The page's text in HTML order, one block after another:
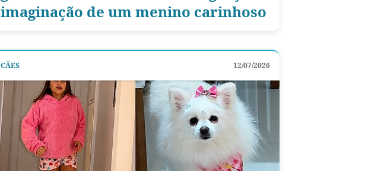
imaginação de um menino carinhoso
CÃES 12/07/2026